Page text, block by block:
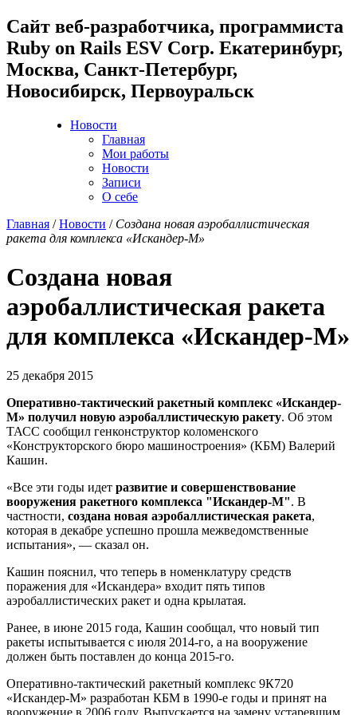
Cайт веб-разработчика, программиста
Ruby on Rails ESV Corp. Екатеринбург,
Москва, Санкт-Петербург,
Новосибирск, Первоуральск
Новости
Главная
Мои работы
Новости
Записи
О себе
Главная /Новости / Создана новая аэробаллистическая
ракета для комплекса «Искандер-М»
Создана новая
аэробаллистическая ракета
для комплекса «Искандер-М»
25 декабря 2015
Оперативно-тактический ракетный комплекс «Искандер-
М» получил новую аэробаллистическую ракету. Об этом
ТАСС сообщил генконструктор коломенского
«Конструкторского бюро машиностроения» (КБМ) Валерий
Кашин.
«Все эти годы идет развитие и совершенствование
вооружения ракетного комплекса "Искандер-М". В
частности, создана новая аэробаллистическая ракета,
которая в декабре успешно прошла межведомственные
испытания», — сказал он.
Кашин пояснил, что теперь в номенклатуру средств
поражения для «Искандера» входит пять типов
аэробаллистических ракет и одна крылатая.
Ранее, в июне 2015 года, Кашин сообщал, что новый тип
ракеты испытывается с июля 2014-го, а на вооружение
должен быть поставлен до конца 2015-го.
Оперативно-тактический ракетный комплекс 9К720
«Искандер-М» разработан КБМ в 1990-е годы и принят на
вооружение в 2006 году. Выпускается на замену устаревшим